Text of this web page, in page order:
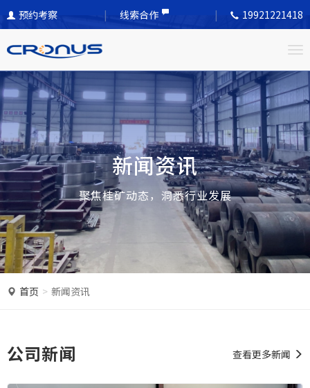
"> 预约考察 线索合作 19921221418
T
o
g
g
l
e
n
a
v
i
a
新闻资讯
聚焦桂矿动态，洞悉行业发展
首页 新闻资讯
公司新闻 查看更多新闻